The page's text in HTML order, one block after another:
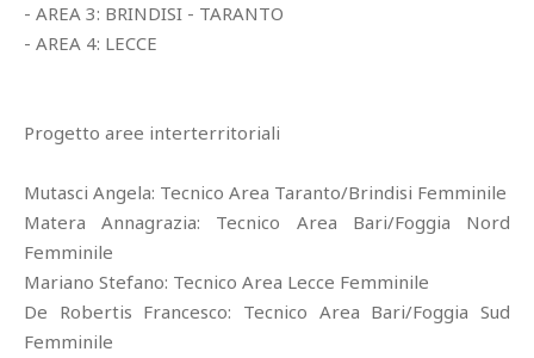
- AREA 3: BRINDISI - TARANTO
- AREA 4: LECCE
Progetto aree interterritoriali
Mutasci Angela: Tecnico Area Taranto/Brindisi Femminile
Matera Annagrazia: Tecnico Area Bari/Foggia Nord
Femminile
Mariano Stefano: Tecnico Area Lecce Femminile
De Robertis Francesco: Tecnico Area Bari/Foggia Sud
Femminile